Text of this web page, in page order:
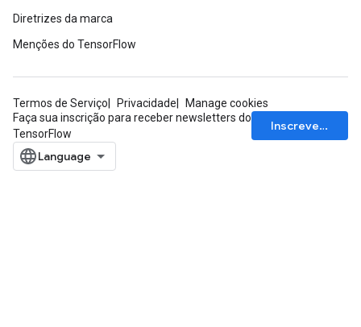
Diretrizes da marca
Menções do TensorFlow
Termos de Serviço Privacidade
Manage cookies
Faça sua inscrição para receber newsletters do
TensorFlow
Inscrever-se